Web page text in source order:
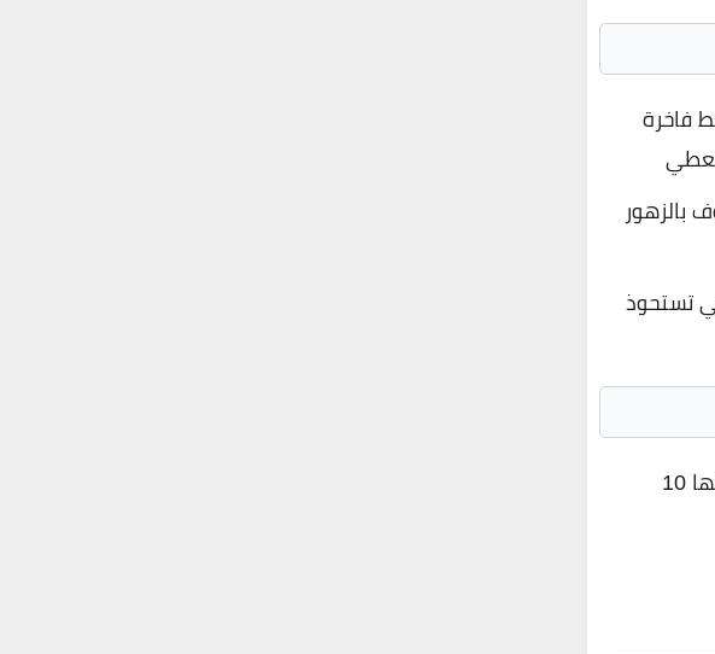
فاخرة
بالزهور
تستحوذ
بالقرب من الجامعة ألامريكية حيث تبعد عنها 10